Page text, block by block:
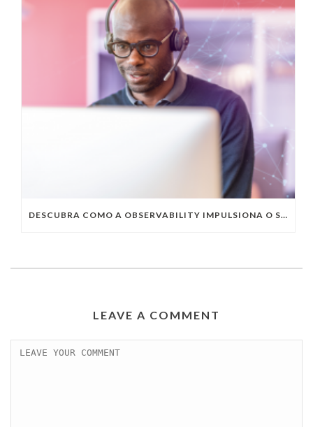
DESCUBRA COMO A OBSERVABILITY IMPULSIONA O SUCESSO DO SEU NEGÓCIO
LEAVE A COMMENT